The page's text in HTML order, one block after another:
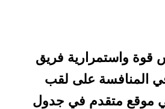
قوة واستمرارية فريق
المنافسة على لقب
موقع متقدم في جدول